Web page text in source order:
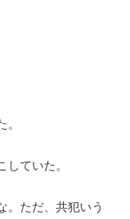
ていた。
。ただ、共犯いう